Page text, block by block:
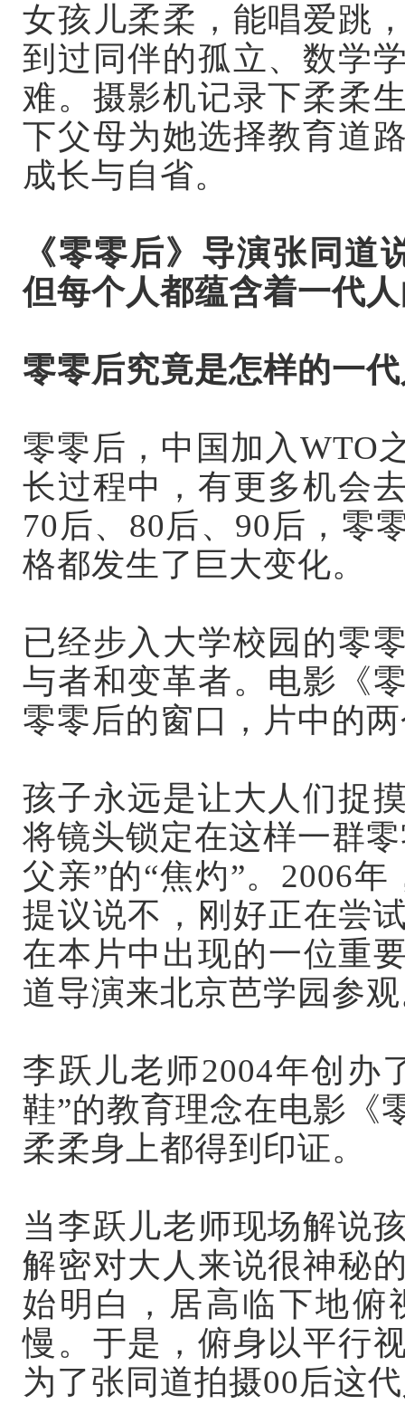
女孩儿柔柔，能唱爱跳
到过同伴的孤立、数学
难。摄影机记录下柔柔
下父母为她选择教育道
成长与自省。
《零零后》导演张同
但每个人都蕴含着一代
零零后究竟是怎样的一
零零后，中国加入WTO
长过程中，有更多机会
70后、80后、90后，零
格都发生了巨大变化。
已经步入大学校园的零
与者和变革者。电影《
零零后的窗口，片中的
孩子永远是让大人们捉
将镜头锁定在这样一群
父亲”的“焦灼”。2006
提议说不，刚好正在尝
在本片中出现的一位重
道导演来北京芭学园参
李跃儿老师2004年创办
鞋”的教育理念在电影《
柔柔身上都得到印证。
当李跃儿老师现场解说
解密对大人来说很神秘
始明白，居高临下地俯
慢。于是，俯身以平行
为了张同道拍摄00后这